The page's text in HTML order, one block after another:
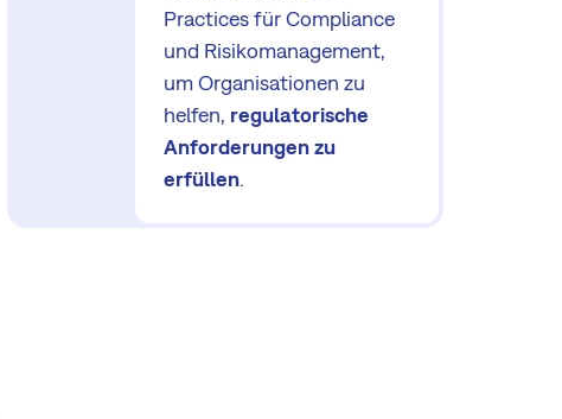
Practices für Compliance
und Risikomanagement,
um Organisationen zu
helfen, regulatorische
Anforderungen zu
erfüllen.